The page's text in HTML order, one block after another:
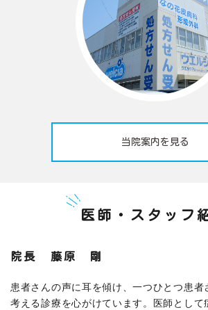
当院案内を見る
医師・スタッフ
院長 藤原 剛
患者さんの声に耳を傾け、一つひとつ患者
考える診療を心がけています。医師として